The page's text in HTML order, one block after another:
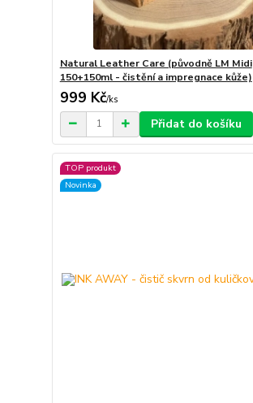
Natural Leather Care (původně LM Midi
150+150ml - čistění a impregnace kůže)
999 Kč/ks
Přidat do košíku
TOP produkt
Novinka